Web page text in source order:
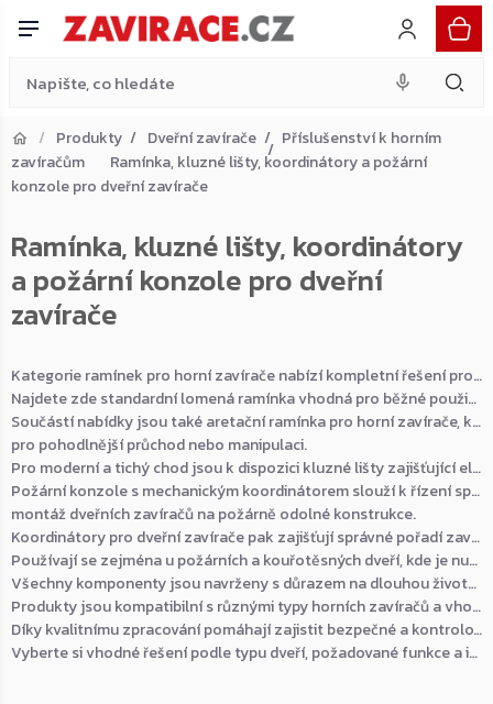
Produkty Dveřní zavírače
Příslušenství k horním
zavíračům
Ramínka, kluzné lišty, koordinátory a požární
konzole pro dveřní zavírače
Ramínka, kluzné lišty, koordinátory
a požární konzole pro dveřní
zavírače
Kategorie ramínek pro horní zavírače nabízí kompletní řešení pro spolehlivé a plynulé dovírání dveří i bran.
Najdete zde standardní lomená ramínka vhodná pro běžné použití v domácnostech, kancelářích i komerčních objektech.
Součástí nabídky jsou také aretační ramínka pro horní zavírače, které umožňují fixaci dveří v otevřené poloze
pro pohodlnější průchod nebo manipulaci.
Pro moderní a tichý chod jsou k dispozici kluzné lišty zajišťující elegantní vzhled a plynulý pohyb zavírače.
Požární konzole s mechanickým koordinátorem slouží k řízení správného zavírání dvoukřídlých požárních dveří a zároveň umožňuje
montáž dveřních zavíračů na požárně odolné konstrukce.
Koordinátory pro dveřní zavírače pak zajišťují správné pořadí zavírání dvoukřídlých dveří, aby bylo dosaženo bezpečného a plynulého dovření.
Používají se zejména u požárních a kouřotěsných dveří, kde je nutné, aby se nejprve zavřelo pasivní a poté aktivní křídlo.
Všechny komponenty jsou navrženy s důrazem na dlouhou životnost, odolnost a bezproblémový provoz při každodenním používání.
Produkty jsou kompatibilní s různými typy horních zavíračů a vhodné pro pravé i levé dveře.
Díky kvalitnímu zpracování pomáhají zajistit bezpečné a kontrolované zavírání vstupů v interiéru i exteriéru.
Vyberte si vhodné řešení podle typu dveří, požadované funkce a intenzity provozu.
Přejít do košíku